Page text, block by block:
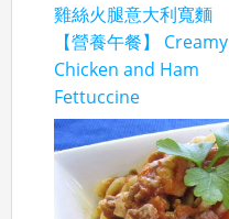
雞絲火腿意大利寬麵
【營養午餐】 Creamy
Chicken and Ham
Fettuccine